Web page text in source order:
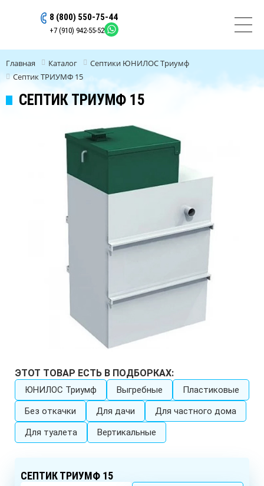
8 (800) 550-75-44
+7 (910) 942-55-52
Главная Каталог
Септики ЮНИЛОС Триумф
Септик ТРИУМФ 15
СЕПТИК ТРИУМФ 15
ЭТОТ ТОВАР ЕСТЬ В ПОДБОРКАХ:
ЮНИЛОС Триумф Выгребные
Пластиковые
Без откачки
Для дачи
Для частного дома
Для туалета
Вертикальные
СЕПТИК ТРИУМФ 15